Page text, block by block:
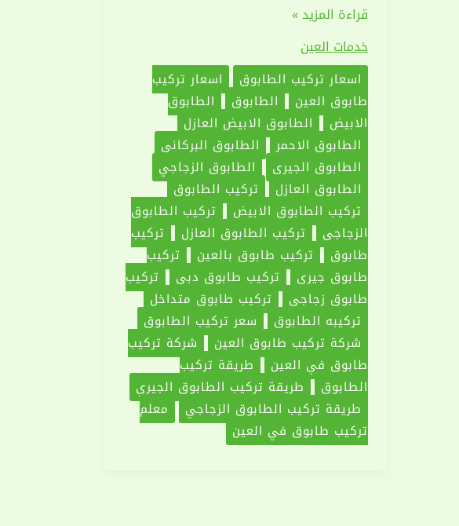
شركة
تركيب
طابوق
في
العين
|0551030094|
كربستون
قراءة المزيد »
خدمات العين
اسعار تركيب الطابوق
اسعار تركيب
طابوق العين
الطابوق
الطابوق
الابيض
الطابوق الابيض العازل
الطابوق الاحمر
الطابوق البركاني
الطابوق الجيري
الطابوق الزجاجي
الطابوق العازل
تركيب الطابوق
تركيب الطابوق الابيض
تركيب الطابوق
الزجاجي
تركيب الطابوق العازل
تركيب
طابوق
‏تركيب طابوق بالعين
تركيب
طابوق جيري
تركيب طابوق دبي
تركيب
طابوق زجاجي
تركيب طابوق متداخل
تركيبه الطابوق
سعر تركيب الطابوق
شركة تركيب طابوق العين
شركة تركيب
طابوق في العين
طريقة تركيب
الطابوق
طريقة تركيب الطابوق الجيري
طريقة تركيب الطابوق الزجاجي
معلم
تركيب طابوق في العين